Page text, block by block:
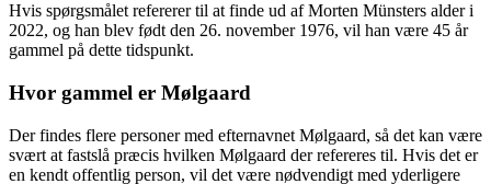
Hvis spørgsmålet refererer til at finde ud af Morten Münsters alder i
2022, og han blev født den 26. november 1976, vil han være 45 år
gammel på dette tidspunkt.
Hvor gammel er Mølgaard
Der findes flere personer med efternavnet Mølgaard, så det kan være
svært at fastslå præcis hvilken Mølgaard der refereres til. Hvis det er
en kendt offentlig person, vil det være nødvendigt med yderligere